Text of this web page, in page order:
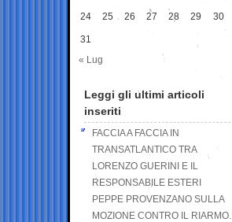
24 25 26 27 28 29 30
31
« Lug
Leggi gli ultimi articoli
inseriti
FACCIA A FACCIA IN
TRANSATLANTICO TRA
LORENZO GUERINI E IL
RESPONSABILE ESTERI
PEPPE PROVENZANO SULLA
MOZIONE CONTRO IL RIARMO.